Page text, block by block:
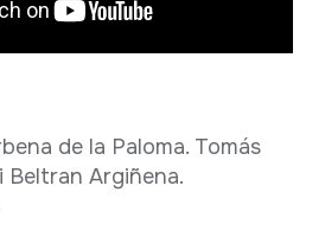
de la Paloma. Tomás
Beltran Argiñena.